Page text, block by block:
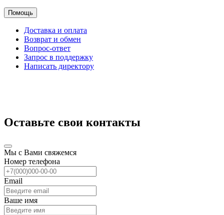
Помощь
Доставка и оплата
Возврат и обмен
Вопрос-ответ
Запрос в поддержку
Написать директору
Оставьте свои контакты
Мы с Вами свяжемся
Номер телефона
Email
Ваше имя